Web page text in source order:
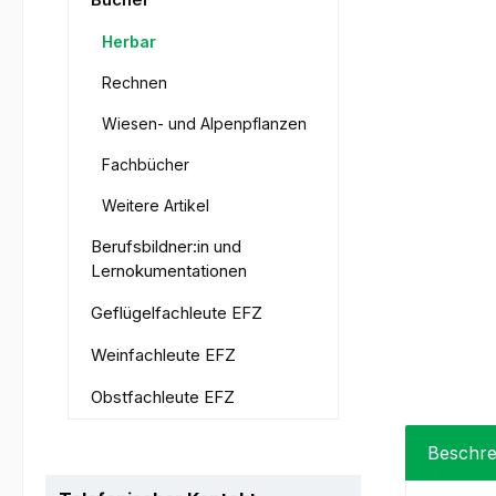
Herbar
Rechnen
Wiesen- und Alpenpflanzen
Fachbücher
Weitere Artikel
Berufsbildner:in und
Lernokumentationen
Geflügelfachleute EFZ
Weinfachleute EFZ
Obstfachleute EFZ